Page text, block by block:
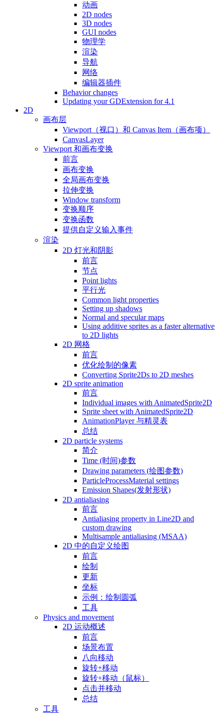
动画
2D nodes
3D nodes
GUI nodes
物理学
渲染
导航
网络
编辑器插件
Behavior changes
Updating your GDExtension for 4.1
2D
画布层
Viewport（视口）和 Canvas Item（画布项）
CanvasLayer
Viewport 和画布变换
前言
画布变换
全局画布变换
拉伸变换
Window transform
变换顺序
变换函数
提供自定义输入事件
渲染
2D 灯光和阴影
前言
节点
Point lights
平行光
Common light properties
Setting up shadows
Normal and specular maps
Using additive sprites as a faster alternative
to 2D lights
2D 网格
前言
优化绘制的像素
Converting Sprite2Ds to 2D meshes
2D sprite animation
前言
Individual images with AnimatedSprite2D
Sprite sheet with AnimatedSprite2D
AnimationPlayer 与精灵表
总结
2D particle systems
简介
Time (时间)参数
Drawing parameters (绘图参数)
ParticleProcessMaterial settings
Emission Shapes(发射形状)
2D antialiasing
前言
Antialiasing property in Line2D and
custom drawing
Multisample antialiasing (MSAA)
2D 中的自定义绘图
前言
绘制
更新
坐标
示例：绘制圆弧
工具
Physics and movement
2D 运动概述
前言
场景布置
八向移动
旋转+移动
旋转+移动（鼠标）
点击并移动
总结
工具